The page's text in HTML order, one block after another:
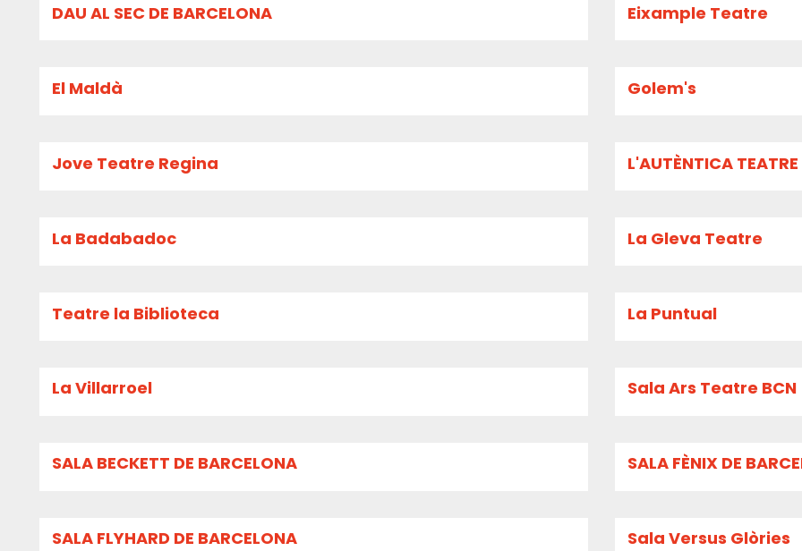
DAU AL SEC DE BARCELONA Eixample Teatre
El Maldà Golem's
Jove Teatre Regina L'AUTÈNTICA
La Badabadoc La Gleva Teatre
Teatre la Biblioteca La Puntual
La Villarroel Sala Ars Teatre BCN
SALA BECKETT DE BARCELONA SALA FÈNIX DE
SALA FLYHARD DE BARCELONA Sala Versus Glòries